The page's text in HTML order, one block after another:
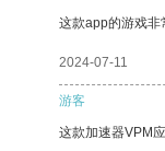
这款app的游戏非
2024-07-11
游客
这款加速器VPM